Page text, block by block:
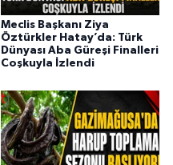
Meclis Başkanı Ziya
Öztürkler Hatay’da: Türk
Dünyası Aba Güreşi Finalleri
Coşkuyla İzlendi